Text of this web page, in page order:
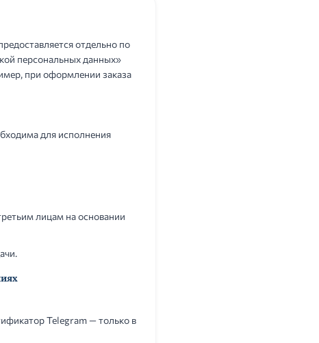
отдельно по
персональных данных»
при оформлении заказа
для исполнения
лицам на основании
Telegram — только в